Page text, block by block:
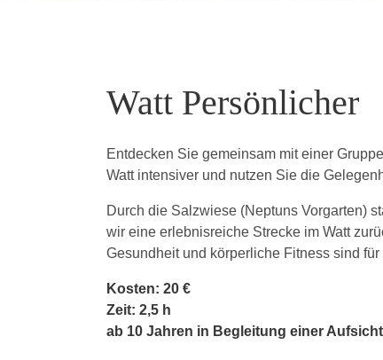
Watt Persönlicher
Entdecken Sie gemeinsam mit einer
Watt intensiver und nutzen Sie die
Durch die Salzwiese (Neptuns Vorgarten)
wir eine erlebnisreiche Strecke im Watt
Gesundheit und körperliche Fitness sind
Kosten: 20 €
Zeit: 2,5 h
ab 10 Jahren in Begleitung einer